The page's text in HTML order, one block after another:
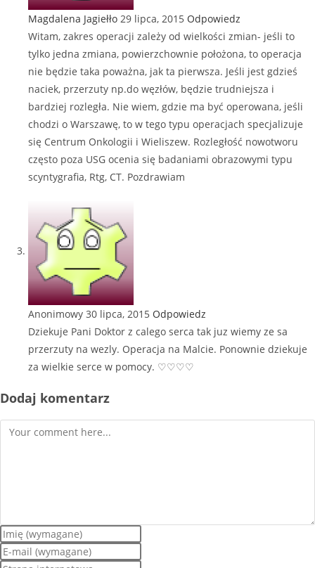
Magdalena Jagiełło 29 lipca, 2015 Odpowiedz
Witam, zakres operacji zależy od wielkości zmian- jeśli to
tylko jedna zmiana, powierzchownie położona, to operacja
nie będzie taka poważna, jak ta pierwsza. Jeśli jest gdzieś
naciek, przerzuty np.do węzłów, będzie trudniejsza i
bardziej rozległa. Nie wiem, gdzie ma być operowana, jeśli
chodzi o Warszawę, to w tego typu operacjach specjalizuje
się Centrum Onkologii i Wieliszew. Rozległość nowotworu
często poza USG ocenia się badaniami obrazowymi typu
scyntygrafia, Rtg, CT. Pozdrawiam
Anonimowy 30 lipca, 2015 Odpowiedz
Dziekuje Pani Doktor z calego serca tak juz wiemy ze sa
przerzuty na wezly. Operacja na Malcie. Ponownie dziekuje
za wielkie serce w pomocy. ♡♡♡♡
Dodaj komentarz